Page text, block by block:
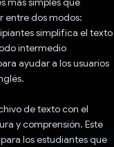
entre dos modos:
simplifica el texto
intermedio
ayudar a los usuarios
de texto con el
y comprensión. Este
los estudiantes que